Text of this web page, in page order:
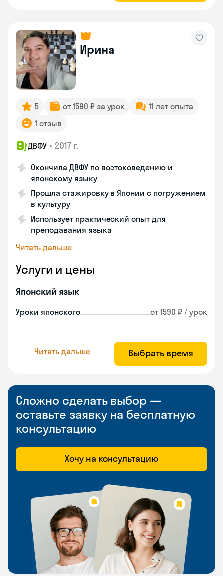
Ирина
5 от 1590 ₽ за урок
11 лет опыта
1 отзыв
ДВФУ • 2017 г.
Окончила ДВФУ по востоковедению и
японскому языку
Прошла стажировку в Японии с погружением
в культуру
Использует практический опыт для
преподавания языка
Читать дальше
Услуги и цены
Японский язык
Уроки японского от 1590 ₽ / урок
Читать дальше Выбрать время
Сложно сделать выбор —
оставьте заявку на бесплатную
консультацию
Хочу на консультацию